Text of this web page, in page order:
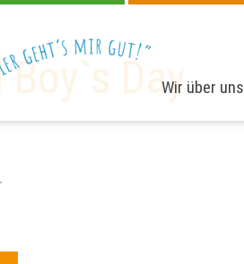
Wir über uns
Day